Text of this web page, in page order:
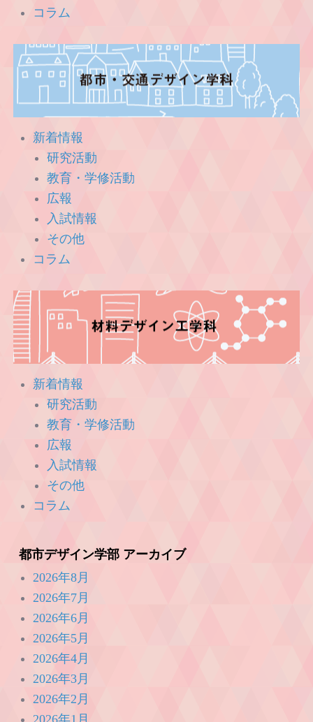
コラム
新着情報
研究活動
教育・学修活動
広報
入試情報
その他
コラム
新着情報
研究活動
教育・学修活動
広報
入試情報
その他
コラム
都市デザイン学部 アーカイブ
2026年8月
2026年7月
2026年6月
2026年5月
2026年4月
2026年3月
2026年2月
2026年1月